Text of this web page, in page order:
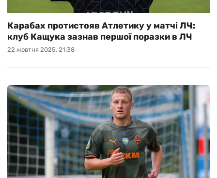
22 жовтня 2025, 21:38
Карабах протистояв Атлетику у матчі ЛЧ:
клуб Кащука зазнав першої поразки в ЛЧ